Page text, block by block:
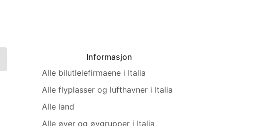
Informasjon
Alle bilutleiefirmaene i Italia
Alle flyplasser og lufthavner i Italia
Alle land
Alle øyer og øygrupper i Italia